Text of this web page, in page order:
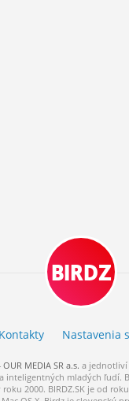
BIRDZ
Kontakty Nastavenia
OUR MEDIA SR a.s. a jednotliví
inteligentných mladých ľudí.
roku 2000. BIRDZ.SK je od